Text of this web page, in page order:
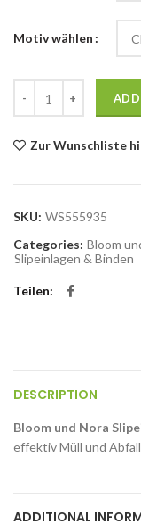
Motiv wählen
Zur Wunschliste
SKU: WS555935
Categories: Bloom
Slipeinlagen & Binden
Teilen
DESCRIPTION
Bloom und Nora
effektiv Müll und
ADDITIONAL